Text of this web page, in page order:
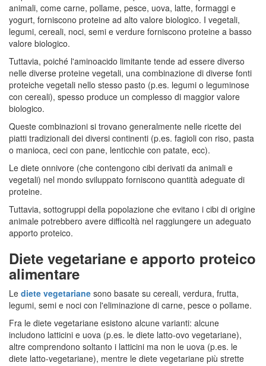
animali, come carne, pollame, pesce, uova, latte, formaggi e
yogurt, forniscono proteine ad alto valore biologico. I vegetali,
legumi, cereali, noci, semi e verdure forniscono proteine a basso
valore biologico.
Tuttavia, poiché l'aminoacido limitante tende ad essere diverso
nelle diverse proteine vegetali, una combinazione di diverse fonti
proteiche vegetali nello stesso pasto (p.es. legumi o leguminose
con cereali), spesso produce un complesso di maggior valore
biologico.
Queste combinazioni si trovano generalmente nelle ricette dei
piatti tradizionali dei diversi continenti (p.es. fagioli con riso, pasta
o manioca, ceci con pane, lenticchie con patate, ecc).
Le diete onnivore (che contengono cibi derivati da animali e
vegetali) nel mondo sviluppato forniscono quantità adeguate di
proteine.
Tuttavia, sottogruppi della popolazione che evitano i cibi di origine
animale potrebbero avere difficoltà nel raggiungere un adeguato
apporto proteico.
Diete vegetariane e apporto proteico
alimentare
Le diete vegetariane sono basate su cereali, verdura, frutta,
legumi, semi e noci con l'eliminazione di carne, pesce o pollame.
Fra le diete vegetariane esistono alcune varianti: alcune
includono latticini e uova (p.es. le diete latto-ovo vegetariane),
altre comprendono soltanto i latticini ma non le uova (p.es. le
diete latto-vegetariane), mentre le diete vegetariane più strette